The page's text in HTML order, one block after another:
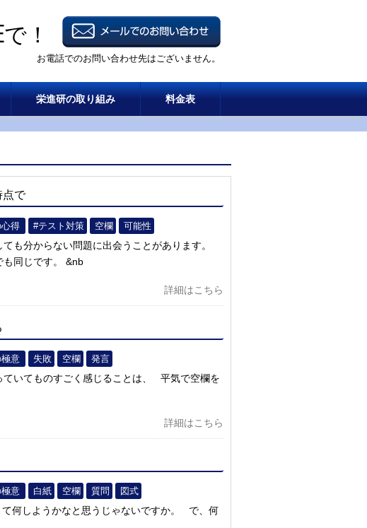
！
お電話でのお問い合わせ先はございません。
栄進研の取り組み 料金表
点で
得 #テスト対策 空欄 可能性
も分からない問題に出会うことがあります。
も同じです。 &nb
詳細はこちら
意 失敗 空欄 発言
ていてものすごく感じることは、 平気で空欄を
詳細はこちら
意 白紙 空欄 質問 図式
何しようかなと思うじゃないですか。 で、何